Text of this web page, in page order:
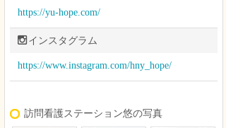
https://yu-hope.com/
インスタグラム
https://www.instagram.com/hny_hope/
訪問看護ステーション悠の写真